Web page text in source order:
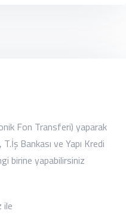
Fon Transferi) yaparak
Bankası ve Yapı Kredi
birine yapabilirsiniz
ile